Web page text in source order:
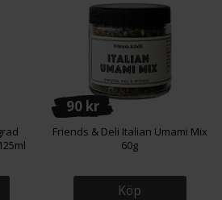
90 kr
Friends & Deli Italian Umami Mix
60g
Köp